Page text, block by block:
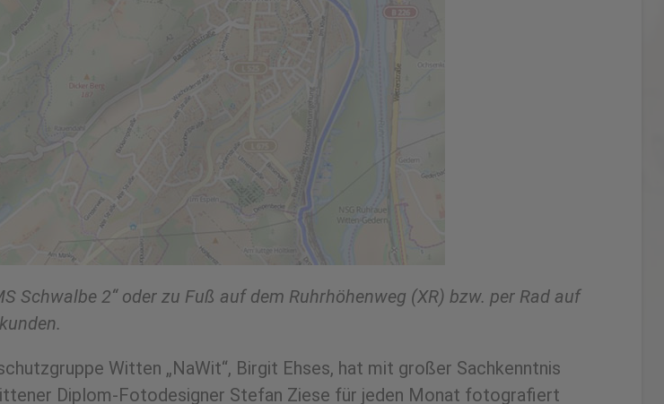
Schwalbe 2“ oder zu Fuß auf dem Ruhrhöhenweg (XR) bzw. per Rad auf
Witten „NaWit“, Birgit Ehses, hat mit großer Sachkenntnis
Diplom-Fotodesigner Stefan Ziese für jeden Monat fotograﬁert